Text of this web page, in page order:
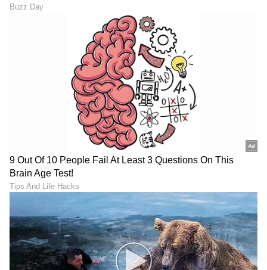
ರೋಟರಿ ಎಕ್ಸಲೆನ್ಸ್​ ಅವಾರ್ಡ್​ ಸೇರಿದಂತೆ ಕೆಲವು ಪ್ರಶಸ್ತಿಗಳು
ಲಭಿಸಿವೆ. ಚೀನಾದಲ್ಲಿ ನಡೆದ ಭಾರತ ಮಟ್ಟದ ಯುವ ನಿಯೋಗದಲ್ಲಿ
ಮಾಧ್ಯಮ ಕ್ಷೇತ್ರದಿಂದ ಪ್ರತಿನಿಧಿಯಾಗಿ ಆಯ್ಕೆ. ವಿಜಯವಾಣಿಯಲ್ಲಿ
ಕೆಲಸ ಮಾಡಿ ಈಗ ದೂರದರ್ಶನ ಚಂದನದಲ್ಲಿ ಮತ್ತು ಏಷ್ಯಾನೆಟ್​
ಸುವರ್ಣದಲ್ಲಿ ಫ್ರೀಲ್ಯಾನ್ಸರ್​ ಆಗಿ ಕೆಲಸ ನಿರ್ವಹಣೆ.
ಕನ್ನಡ ಸಿನಿಮಾ (Kannada Cinema News
ಕಾರ್ಯಕ್ರಮಗಳು (Kannada TV Shows
ಸುದ್ದಿಗಳು ಮತ್ತು ಇತ್ತೀಚಿನ ಸುದ್ದಿಗಳಿಗಾಗಿ ಏಷ್ಯಾನೆಟ್
ಸುವರ್ಣ ನ್ಯೂಸ್‌ನಲ್ಲಿ ಮನರಂಜನಾ ವಿಭಾಗ ನೋಡಿ.
ಸಿನಿಮಾ ವಿಮರ್ಶೆಗಳು (Kannada Movies Review
ತಾರೆಯರ ಸಂದರ್ಶನಗಳು, ಧಾರಾವಾಹಿ ಅಪ್‌ಡೇಟ್ಸ್‌,
ತೆರೆಮರೆಯ ಕಥೆಗಳು,OTT ರಿಲೀಸ್‌
ಮಾಹಿತಿಯೂ ಇಲ್ಲಿದೆ.